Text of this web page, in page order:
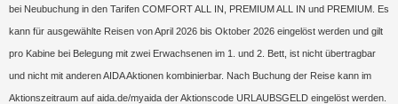
bei Neubuchung in den Tarifen COMFORT ALL IN, PREMIUM ALL IN und PREMIUM. Es
kann für ausgewählte Reisen von April 2026 bis Oktober 2026 eingelöst werden und gilt
pro Kabine bei Belegung mit zwei Erwachsenen im 1. und 2. Bett, ist nicht übertragbar
und nicht mit anderen AIDA Aktionen kombinierbar. Nach Buchung der Reise kann im
Aktionszeitraum auf aida.de/myaida der Aktionscode URLAUBSGELD eingelöst werden.